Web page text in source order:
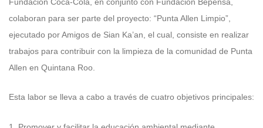
colaboran para ser parte del proyecto: “Punta Allen Limpio”,
ejecutado por Amigos de Sian Ka’an, el cual, consiste en realizar
trabajos para contribuir con la limpieza de la comunidad de Punta
Allen en Quintana Roo.
Esta labor se lleva a cabo a través de cuatro objetivos principales: